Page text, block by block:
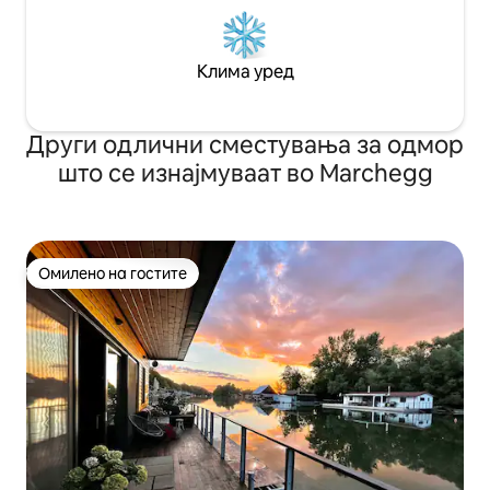
Клима уред
Други одлични сместувања за одмор
што се изнајмуваат во Marchegg
Омилено на гостите
Омилено на гостите